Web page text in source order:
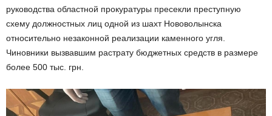
руководства областной прокуратуры пресекли преступную
схему должностных лиц одной из шахт Нововолынска
относительно незаконной реализации каменного угля.
Чиновники вызвавшим растрату бюджетных средств в размере
более 500 тыс. грн.